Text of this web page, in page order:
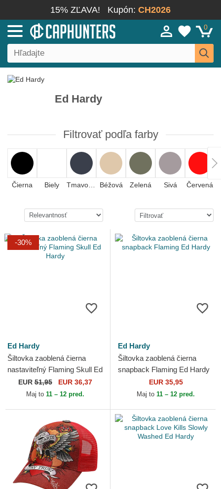
15% ZĽAVA! Kupón: CH2026
0
Ed Hardy
Filtrovať podľa farby
Čierna Biely Béžová Zelená Sivá Červená
-30%
Ed Hardy
Šiltovka zaoblená čierna
nastaviteľný Flaming Skull Ed
HardyEUR51,95 EUR 36,37
Maj to 11 – 12 pred.
Ed Hardy
Šiltovka zaoblená čierna
snapback Flaming Ed Hardy
EUR 35,95
Maj to 11 – 12 pred.